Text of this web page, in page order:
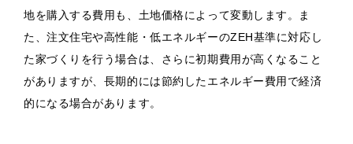
地を購入する費用も、土地価格によって変動します。ま
た、注文住宅や高性能・低エネルギーのZEH基準に対応し
た家づくりを行う場合は、さらに初期費用が高くなること
がありますが、長期的には節約したエネルギー費用で経済
的になる場合があります。